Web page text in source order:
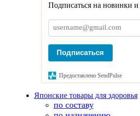
Подписаться на новинки
Подписаться
Предоставлено SendPulse
Японские товары для здоровья
по составу